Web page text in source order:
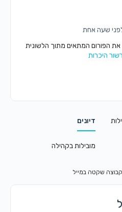
שעה אחת
את הפורום המתאים מתוך הלשונית
היכרות
דיונים
מובילות בקהילה
שקטה במייל